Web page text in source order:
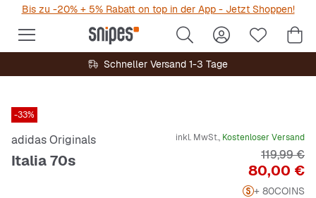
Bis zu -20% + 5% Rabatt on top in der App - Jetzt Shoppen!
Schneller Versand 1-3 Tage
-33%
adidas Originals
Italia 70s
inkl. MwSt., Kostenloser Versand
Preis
80,00 €
119,99 €
+ 80COINS